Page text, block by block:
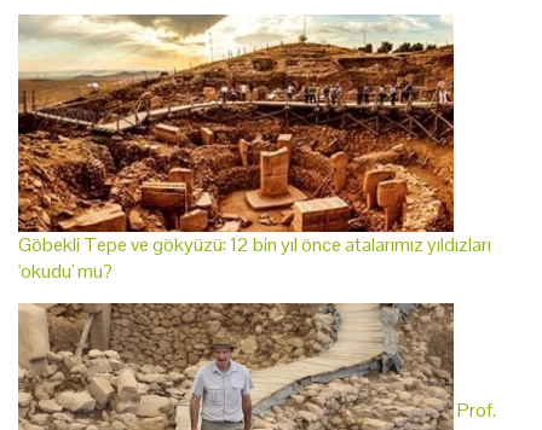
Göbekli Tepe ve gökyüzü: 12 bin yıl önce atalarımız yıldızları
'okudu' mu?
Prof.